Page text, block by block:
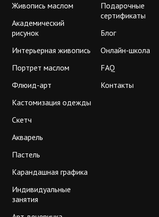
Живопись маслом
Академический
рисунок
Интерьерная живопись
Портрет маслом
Флюид-арт
Кастомизация одежды
Скетч
Акварель
Пастель
Карандашная графика
Индивидуальные
занятия
Подарочные
сертификаты
Блог
Онлайн-школа
FAQ
Контакты